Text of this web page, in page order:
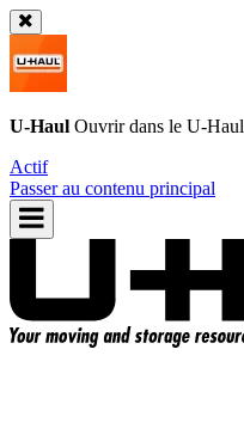
U-Haul Ouvrir dans le U-Haul
Actif
Passer au contenu principal